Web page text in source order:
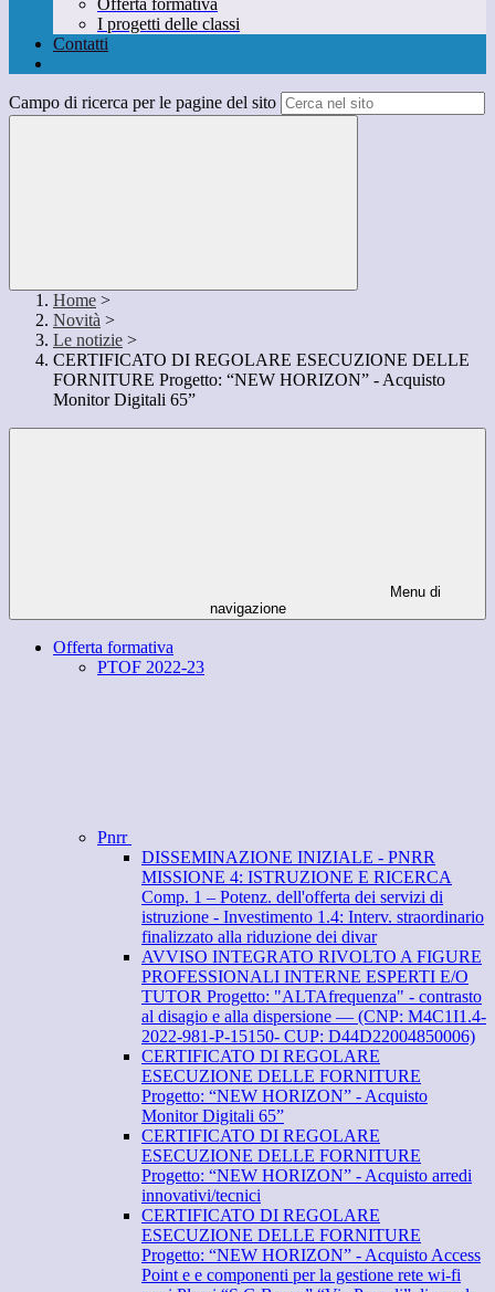
Offerta formativa
I progetti delle classi
Contatti
Campo di ricerca per le pagine del sito
Home >
Novità >
Le notizie >
CERTIFICATO DI REGOLARE ESECUZIONE DELLE
FORNITURE Progetto: “NEW HORIZON” - Acquisto
Monitor Digitali 65”
Menu di
navigazione
Offerta formativa
PTOF 2022-23
Pnrr
DISSEMINAZIONE INIZIALE - PNRR
MISSIONE 4: ISTRUZIONE E RICERCA
Comp. 1 – Potenz. dell'offerta dei servizi di
istruzione - Investimento 1.4: Interv. straordinario
finalizzato alla riduzione dei divar
AVVISO INTEGRATO RIVOLTO A FIGURE
PROFESSIONALI INTERNE ESPERTI E/O
TUTOR Progetto: "ALTAfrequenza" - contrasto
al disagio e alla dispersione — (CNP: M4C1I1.4-
2022-981-P-15150- CUP: D44D22004850006)
CERTIFICATO DI REGOLARE
ESECUZIONE DELLE FORNITURE
Progetto: “NEW HORIZON” - Acquisto
Monitor Digitali 65”
CERTIFICATO DI REGOLARE
ESECUZIONE DELLE FORNITURE
Progetto: “NEW HORIZON” - Acquisto arredi
innovativi/tecnici
CERTIFICATO DI REGOLARE
ESECUZIONE DELLE FORNITURE
Progetto: “NEW HORIZON” - Acquisto Access
Point e e componenti per la gestione rete wi-fi